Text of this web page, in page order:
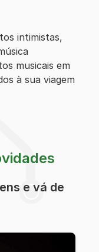
intimistas,
musicais em
à sua viagem
e vá de